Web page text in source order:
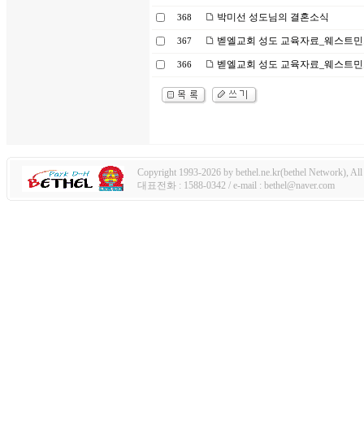
368 박미선 성도님의 결혼소식
367 벧엘교회 성도 교육자료_웨스트
366 벧엘교회 성도 교육자료_웨스트
Copyright 1993-2026 by bethel.ne.kr(bethel Network), All
대표전화 : 1588-0342 / e-mail : bethel@naver.com